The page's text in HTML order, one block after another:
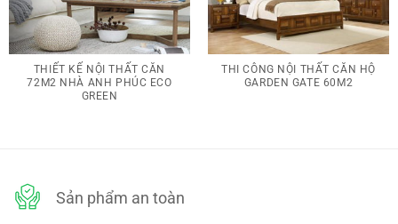
THIẾT KẾ NỘI THẤT CĂN
72M2 NHÀ ANH PHÚC ECO
GREEN
THI CÔNG NỘI THẤT CĂN HỘ
GARDEN GATE 60M2
Sản phẩm an toàn